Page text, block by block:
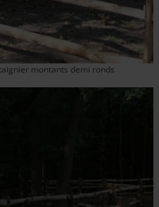
montants demi ronds